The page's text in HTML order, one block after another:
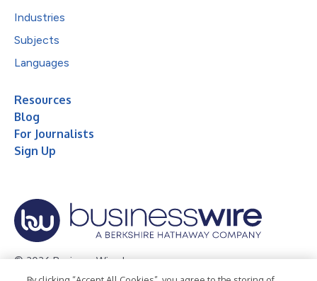
Industries
Subjects
Languages
Resources
Blog
For Journalists
Sign Up
© 2026 Business Wire, Inc.